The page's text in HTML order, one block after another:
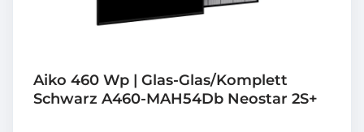
Aiko 460 Wp | Glas-Glas/Komplett
Schwarz A460-MAH54Db Neostar 2S+